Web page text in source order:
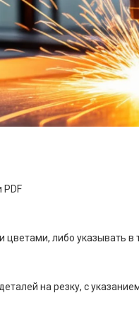
PDF
либо указывать в
на резку, с